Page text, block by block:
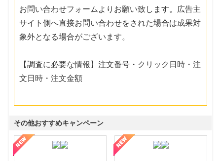
お問い合わせフォームよりお願い致します。広告主
サイト側へ直接お問い合わせをされた場合は成果対
象外となる場合がございます。
【調査に必要な情報】注文番号・クリック日時・注
文日時・注文金額
その他おすすめキャンペーン